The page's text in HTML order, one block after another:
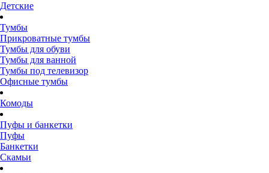
Детские
Тумбы
Прикроватные тумбы
Тумбы для обуви
Тумбы для ванной
Тумбы под телевизор
Офисные тумбы
Комоды
Пуфы и банкетки
Пуфы
Банкетки
Скамьи